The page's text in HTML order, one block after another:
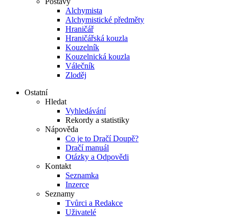
Alchymista
Alchymistické předměty
Hraničář
Hraničářská kouzla
Kouzelník
Kouzelnická kouzla
Válečník
Zloděj
Ostatní
Hledat
Vyhledávání
Rekordy a statistiky
Nápověda
Co je to Dračí Doupě?
Dračí manuál
Otázky a Odpovědi
Kontakt
Seznamka
Inzerce
Seznamy
Tvůrci a Redakce
Uživatelé